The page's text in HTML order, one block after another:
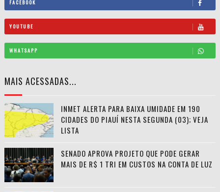
FACEBOOK
YOUTUBE
WHATSAPP
MAIS ACESSADAS...
INMET ALERTA PARA BAIXA UMIDADE EM 190
CIDADES DO PIAUÍ NESTA SEGUNDA (03); VEJA
LISTA
SENADO APROVA PROJETO QUE PODE GERAR
MAIS DE R$ 1 TRI EM CUSTOS NA CONTA DE LUZ